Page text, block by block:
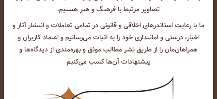
تصاویر مرتبط با فرهنگ و هنر هستیم.
ما با رعایت استاندرهای اخلاقی و قانونی در تمامی تعاملات و انتشار آثار و
اخبار، درستی و امانتداری خود را به اثبات می‌رسانیم و اعتماد کاربران و
همراهان‌مان را از طریق نشر مطالب موثق و بهره‌مندی از دیدگاه‌ها و
پیشنهادات آن‌ها کسب می‌کنیم